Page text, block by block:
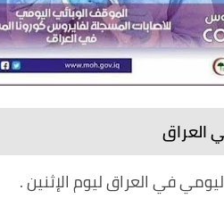
العراق
في العراق ليوم الإثنين .